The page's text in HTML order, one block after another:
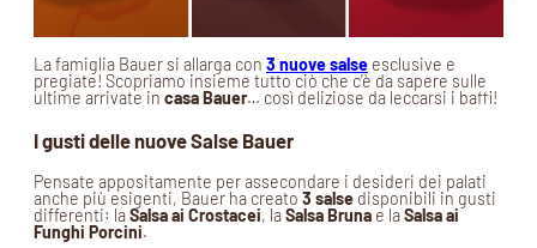
La famiglia Bauer si allarga con 3 nuove salse esclusive e
pregiate! Scopriamo insieme tutto ciò che c’è da sapere sulle
ultime arrivate in casa Bauer… così deliziose da leccarsi i baffi!
I gusti delle nuove Salse Bauer
Pensate appositamente per assecondare i desideri dei palati
anche più esigenti, Bauer ha creato 3 salse disponibili in gusti
differenti: laSalsa ai Crostacei, laSalsa Bruna e laSalsa ai
Funghi Porcini.